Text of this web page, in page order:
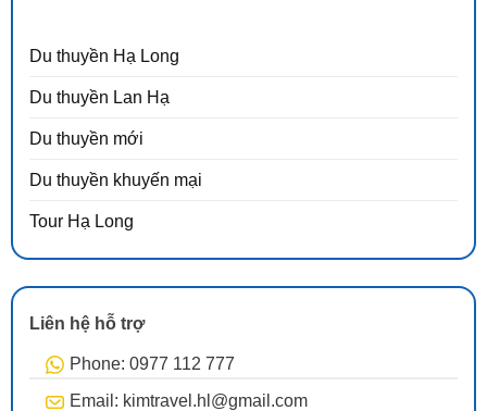
Du thuyền Hạ Long
Du thuyền Lan Hạ
Du thuyền mới
Du thuyền khuyến mại
Tour Hạ Long
Liên hệ hỗ trợ
Phone: 0977 112 777
Email: kimtravel.hl@gmail.com